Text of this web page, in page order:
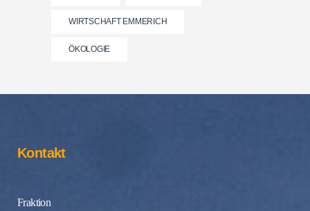
WIRTSCHAFT EMMERICH
ÖKOLOGIE
Kontakt
Fraktion